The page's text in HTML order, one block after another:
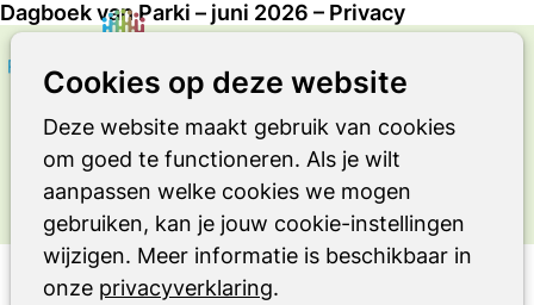
Cookies op deze website
Deze website maakt gebruik van cookies
om goed te functioneren. Als je wilt
aanpassen welke cookies we mogen
gebruiken, kan je jouw cookie-instellingen
wijzigen. Meer informatie is beschikbaar in
onze privacyverklaring.
Dagboek van Parki – juni 2026 – Privacy
OVER LEVEN MET DE ZIEKTE VAN
PARKINSONISME OF RBD
Ervaringsverhaal
Dagboek van Parki – juni 2026 – Privacy